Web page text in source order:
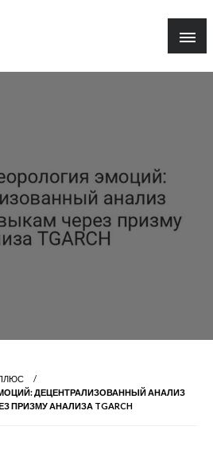
ДЕЦЕНТРАЛИЗОВАННЫЙ АНАЛИЗ
ПРИЗМУ АНАЛИЗА TGARCH